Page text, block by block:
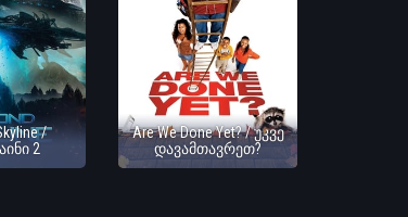
/
2
Are We Done Yet? / უკვე
დავამთავრეთ?